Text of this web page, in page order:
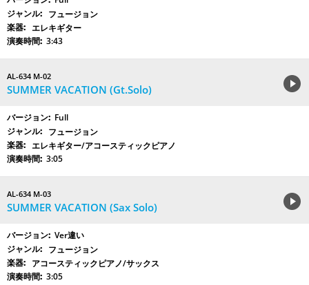
フュージョン
エレキギター
3:43
AL-634 M-02
SUMMER VACATION (Gt.Solo)
Full
フュージョン
エレキギター/アコースティックピアノ
3:05
AL-634 M-03
SUMMER VACATION (Sax Solo)
Ver違い
フュージョン
アコースティックピアノ/サックス
3:05